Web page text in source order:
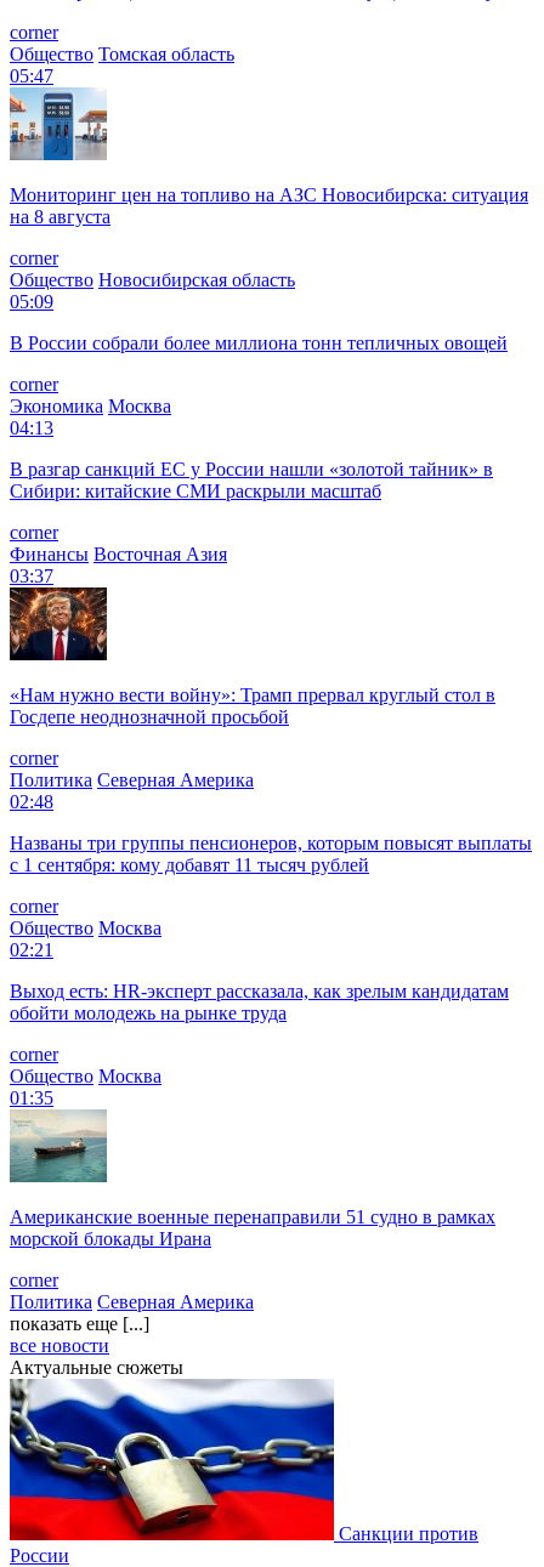
corner
Общество Томская область
05:47
Мониторинг цен на топливо на АЗС Новосибирска: ситуация
на 8 августа
corner
Общество Новосибирская область
05:09
В России собрали более миллиона тонн тепличных овощей
corner
Экономика Москва
04:13
В разгар санкций ЕС у России нашли «золотой тайник» в
Сибири: китайские СМИ раскрыли масштаб
corner
Финансы Восточная Азия
03:37
«Нам нужно вести войну»: Трамп прервал круглый стол в
Госдепе неоднозначной просьбой
corner
Политика Северная Америка
02:48
Названы три группы пенсионеров, которым повысят выплаты
с 1 сентября: кому добавят 11 тысяч рублей
corner
Общество Москва
02:21
Выход есть: HR-эксперт рассказала, как зрелым кандидатам
обойти молодежь на рынке труда
corner
Общество Москва
01:35
Американские военные перенаправили 51 судно в рамках
морской блокады Ирана
corner
Политика Северная Америка
показать еще [...]
все новости
Актуальные сюжеты
Санкции против
России